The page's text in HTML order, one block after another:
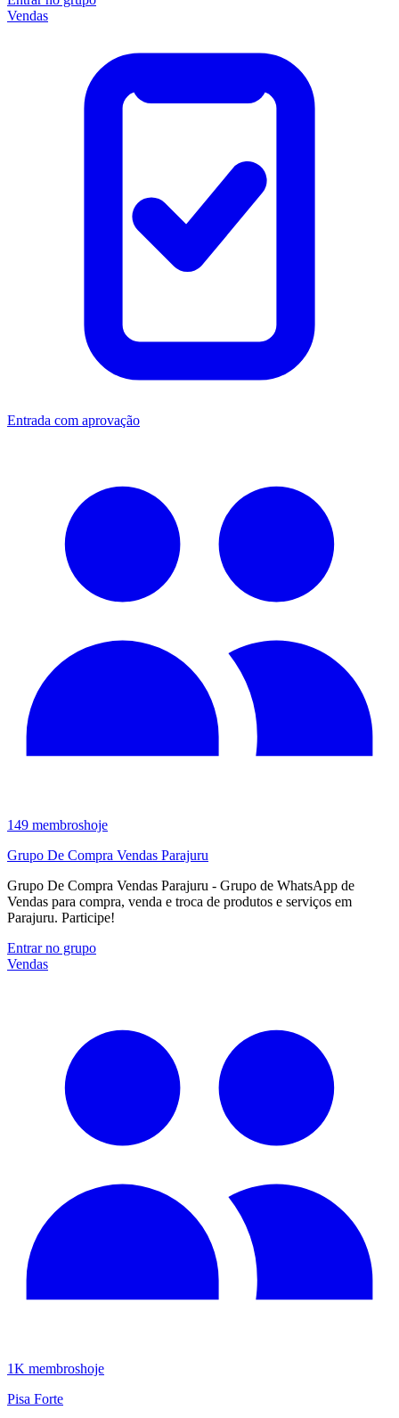
Vendas
Entrada com aprovação
149 membroshoje
Grupo De Compra Vendas Parajuru
Grupo De Compra Vendas Parajuru - Grupo de WhatsApp de
Vendas para compra, venda e troca de produtos e serviços em
Parajuru. Participe!
Entrar no grupo
Vendas
1K membroshoje
Pisa Forte